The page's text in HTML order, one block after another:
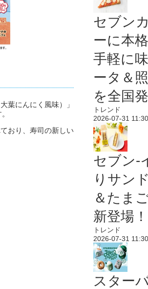
葉にんにく風味）」
おり、寿司の新しい
セブン
ーに本
手軽に
ータ＆
を全国
トレンド
2026-07-31 11:30
セブン‐
りサン
＆たま
新登場！
トレンド
2026-07-31 11:30
スター